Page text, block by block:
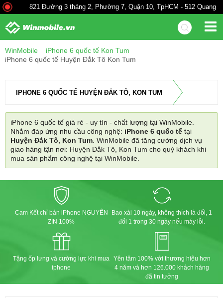
821 Đường 3 tháng 2, Phường 7, Quận 10, TpHCM - 512 Quang
WinMobile
iPhone 6 quốc tế Kon Tum
iPhone 6 quốc tế Huyện Đắk Tô Kon Tum
IPHONE 6 QUỐC TẾ HUYỆN ĐẮK TÔ, KON TUM
iPhone 6 quốc tế giá rẻ - uy tín - chất lượng tại WinMobile.
Nhằm đáp ứng nhu cầu công nghệ: iPhone 6 quốc tế tại
Huyện Đắk Tô, Kon Tum. WinMobile đã tăng cường dịch vụ
giao hàng tận nơi: Huyện Đắk Tô, Kon Tum cho quý khách khi
mua sản phẩm công nghệ tại WinMobile.
Cam Kết chỉ bán iPhone NGUYÊN
ZIN 100%
Bao xài 10 ngày, không thích là đổi, 1
đổi 1 trong 30 ngày nếu máy lỗi.
Tặng ốp lưng và cường lực khi mua
iphone
Yên tâm 100% với thương hiệu hơn
4 năm và hơn 126.000 khách hàng
đã tin tưởng